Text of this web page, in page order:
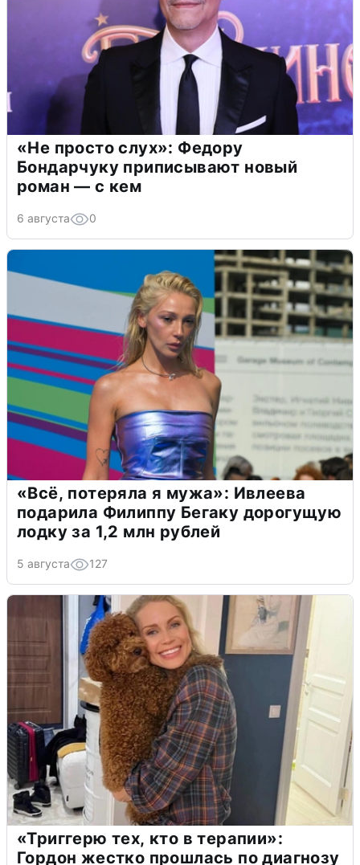
«Не просто слух»: Федору
Бондарчуку приписывают новый
роман — с кем
6 августа 0
«Всё, потеряла я мужа»: Ивлеева
подарила Филиппу Бегаку дорогущую
лодку за 1,2 млн рублей
5 августа 127
«Триггерю тех, кто в терапии»:
Гордон жестко прошлась по диагнозу